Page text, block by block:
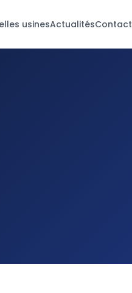
usinesActualitésContact